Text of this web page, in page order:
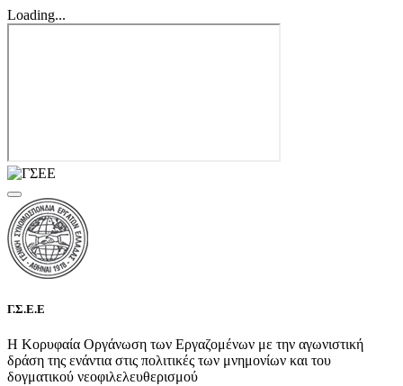
Loading...
Γ.Σ.Ε.Ε
Η Κορυφαία Οργάνωση των Εργαζομένων με την αγωνιστική
δράση της ενάντια στις πολιτικές των μνημονίων και του
δογματικού νεοφιλελευθερισμού